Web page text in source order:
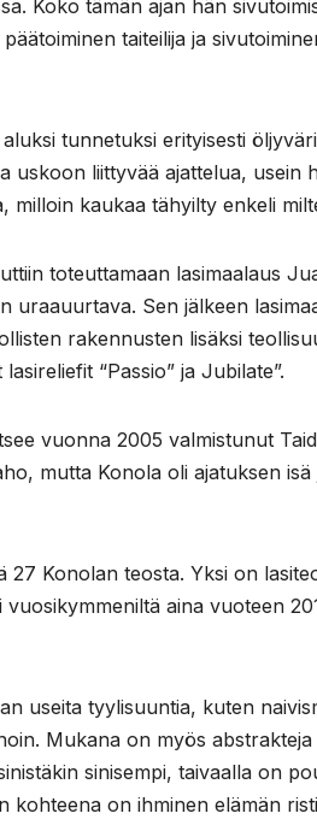
Koko tämän ajan hän
taiteilija ja
tunnetuksi erityisesti
uskoon liittyvää ajattelua, usein
milloin kaukaa tähyilty enkeli
toteuttamaan lasimaalaus
uraauurtava. Sen jälkeen
rakennusten lisäksi
“Passio” ja Jubilate”.
vuonna 2005 valmistunut
mutta Konola oli ajatuksen
27 Konolan teosta. Yksi on
aina vuoteen
useita tyylisuuntia, kuten
Mukana on myös
sinisempi, taivaalla on
kohteena on ihminen elämän